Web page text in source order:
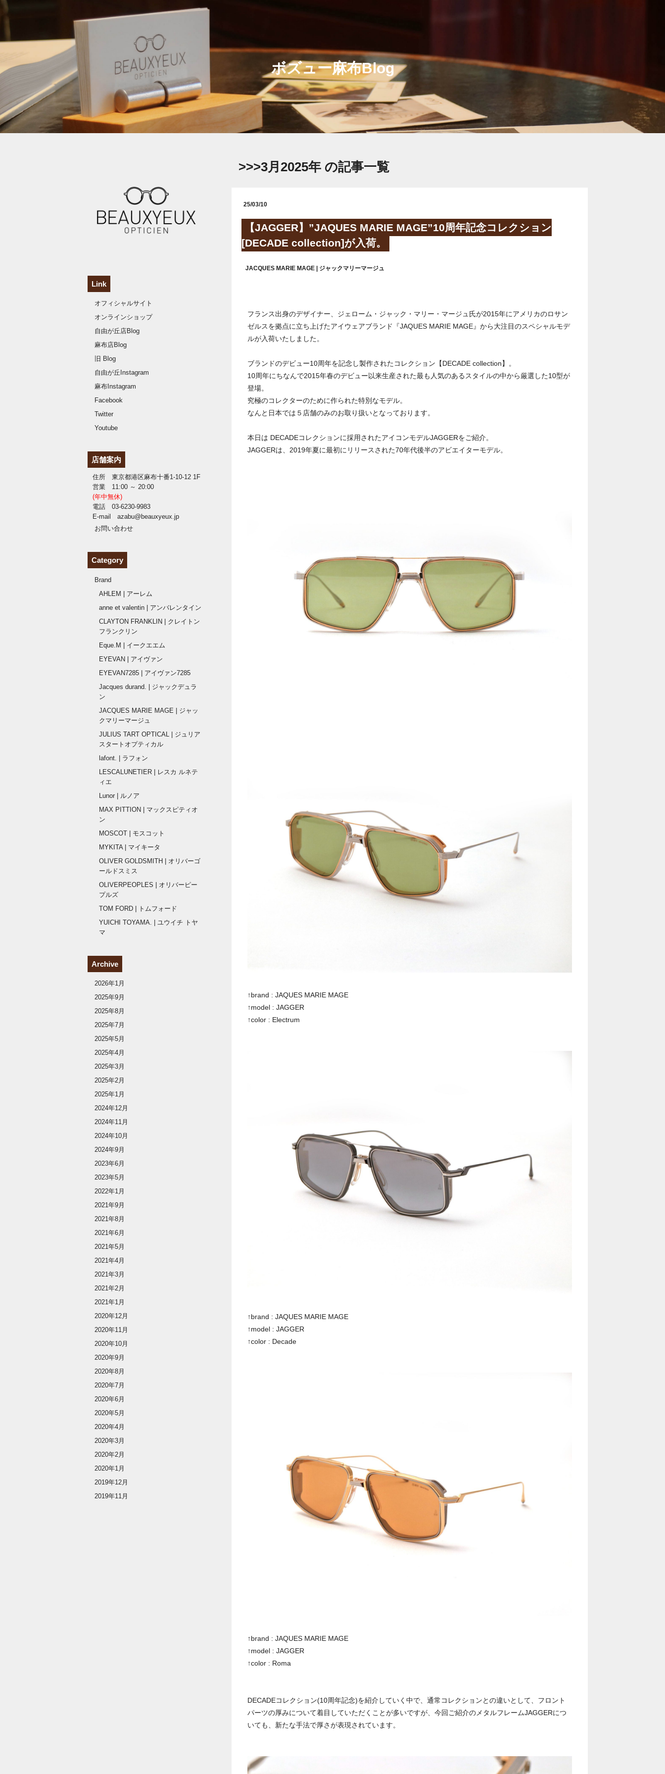
ボズュー麻布Blog
>>>3月2025年 の記事一覧
25/03/10
【JAGGER】”JAQUES MARIE MAGE”10周年記念コレクション
[DECADE collection]が入荷。
JACQUES MARIE MAGE | ジャックマリーマージュ
フランス出身のデザイナー、ジェローム・ジャック・マリー・マージュ氏が2015年にアメリカのロサン
ゼルスを拠点に立ち上げたアイウェアブランド『JAQUES MARIE MAGE』から大注目のスペシャルモデ
ルが入荷いたしました。
ブランドのデビュー10周年を記念し製作されたコレクション【DECADE collection】。
10周年にちなんで2015年春のデビュー以来生産された最も人気のあるスタイルの中から厳選した10型が
登場。
究極のコレクターのために作られた特別なモデル。
なんと日本では５店舗のみのお取り扱いとなっております。
本日は DECADEコレクションに採用されたアイコンモデルJAGGERをご紹介。
JAGGERは、2019年夏に最初にリリースされた70年代後半のアビエイターモデル。
↑brand : JAQUES MARIE MAGE
↑model : JAGGER
↑color : Electrum
↑brand : JAQUES MARIE MAGE
↑model : JAGGER
↑color : Decade
↑brand : JAQUES MARIE MAGE
↑model : JAGGER
↑color : Roma
DECADEコレクション(10周年記念)を紹介していく中で、通常コレクションとの違いとして、フロント
パーツの厚みについて着目していただくことが多いですが、今回ご紹介のメタルフレームJAGGERにつ
いても、新たな手法で厚さが表現されています。
Link
オフィシャルサイト
オンラインショップ
自由が丘店Blog
麻布店Blog
旧 Blog
自由が丘Instagram
麻布Instagram
Facebook
Twitter
Youtube
店舗案内
住所 東京都港区麻布十番1-10-12 1F
営業 11:00 ～ 20:00
(年中無休)
電話 03-6230-9983
E-mail azabu@beauxyeux.jp
お問い合わせ
Category
Brand
AHLEM | アーレム
anne et valentin | アンバレンタイン
CLAYTON FRANKLIN | クレイトン
フランクリン
Eque.M | イークエエム
EYEVAN | アイヴァン
EYEVAN7285 | アイヴァン7285
Jacques durand. | ジャックデュラ
ン
JACQUES MARIE MAGE | ジャッ
クマリーマージュ
JULIUS TART OPTICAL | ジュリア
スタートオプティカル
lafont. | ラフォン
LESCALUNETIER | レスカ ルネテ
ィエ
Lunor | ルノア
MAX PITTION | マックスピティオ
ン
MOSCOT | モスコット
MYKITA | マイキータ
OLIVER GOLDSMITH | オリバーゴ
ールドスミス
OLIVERPEOPLES | オリバーピー
プルズ
TOM FORD | トムフォード
YUICHI TOYAMA. | ユウイチ トヤ
マ
Archive
2026年1月
2025年9月
2025年8月
2025年7月
2025年5月
2025年4月
2025年3月
2025年2月
2025年1月
2024年12月
2024年11月
2024年10月
2024年9月
2023年6月
2023年5月
2022年1月
2021年9月
2021年8月
2021年6月
2021年5月
2021年4月
2021年3月
2021年2月
2021年1月
2020年12月
2020年11月
2020年10月
2020年9月
2020年8月
2020年7月
2020年6月
2020年5月
2020年4月
2020年3月
2020年2月
2020年1月
2019年12月
2019年11月